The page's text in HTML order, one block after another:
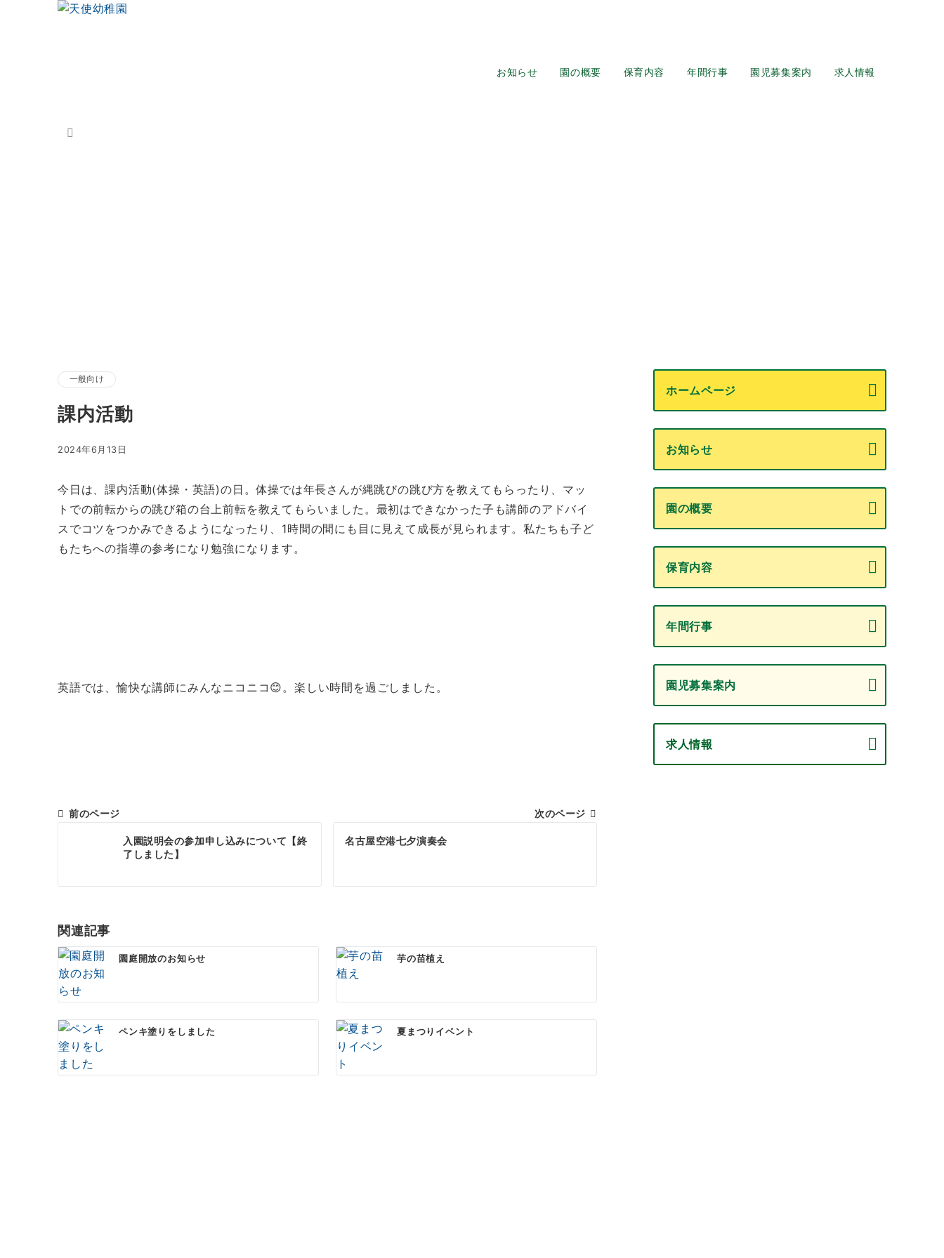
お知らせ 園の概要 保育内容 年間行事 園児募集案内 求人情報
一般向け
課内活動
2024年6月13日
今日は、課内活動(体操・英語)の日。体操では年長さんが縄跳びの跳び方を教えてもらったり、マッ
トでの前転からの跳び箱の台上前転を教えてもらいました。最初はできなかった子も講師のアドバイ
スでコツをつかみできるようになったり、1時間の間にも目に見えて成長が見られます。私たちも子ど
もたちへの指導の参考になり勉強になります。
英語では、愉快な講師にみんなニコニコ😊。楽しい時間を過ごしました。
ゲ
ー
シ
ョ
ン
前のページ
入園説明会の参加申し込みについて【終
了しました】
次のページ
名古屋空港七夕演奏会
関連記事
園庭開放のお知らせ 芋の苗植え
ペンキ塗りをしました 夏まつりイベント
ホームページ
お知らせ
園の概要
保育内容
年間行事
園児募集案内
求人情報